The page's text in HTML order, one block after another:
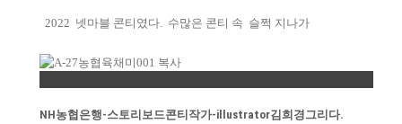
2022 넷마블 콘티였다. 수많은 콘티 속 슬쩍 지나가
NH농협은행-스토리보드콘티작가-illustrator김희경그리다.